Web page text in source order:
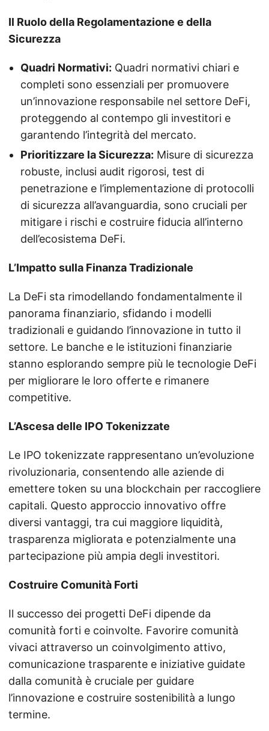
Il Ruolo della Regolamentazione e della
Sicurezza
Quadri Normativi: Quadri normativi chiari e
completi sono essenziali per promuovere
un’innovazione responsabile nel settore DeFi,
proteggendo al contempo gli investitori e
garantendo l’integrità del mercato.
Prioritizzare la Sicurezza: Misure di sicurezza
robuste, inclusi audit rigorosi, test di
penetrazione e l’implementazione di protocolli
di sicurezza all’avanguardia, sono cruciali per
mitigare i rischi e costruire fiducia all’interno
dell’ecosistema DeFi.
L’Impatto sulla Finanza Tradizionale
La DeFi sta rimodellando fondamentalmente il
panorama finanziario, sfidando i modelli
tradizionali e guidando l’innovazione in tutto il
settore. Le banche e le istituzioni finanziarie
stanno esplorando sempre più le tecnologie DeFi
per migliorare le loro offerte e rimanere
competitive.
L’Ascesa delle IPO Tokenizzate
Le IPO tokenizzate rappresentano un’evoluzione
rivoluzionaria, consentendo alle aziende di
emettere token su una blockchain per raccogliere
capitali. Questo approccio innovativo offre
diversi vantaggi, tra cui maggiore liquidità,
trasparenza migliorata e potenzialmente una
partecipazione più ampia degli investitori.
Costruire Comunità Forti
Il successo dei progetti DeFi dipende da
comunità forti e coinvolte. Favorire comunità
vivaci attraverso un coinvolgimento attivo,
comunicazione trasparente e iniziative guidate
dalla comunità è cruciale per guidare
l’innovazione e costruire sostenibilità a lungo
termine.